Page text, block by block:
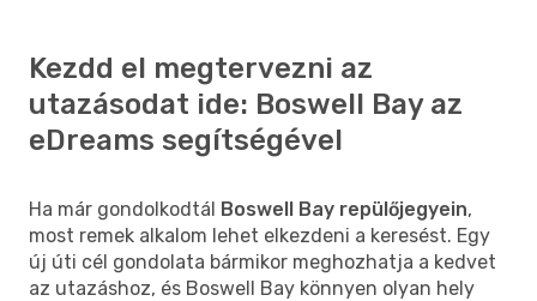
Kezdd el megtervezni az
utazásodat ide: Boswell Bay az
eDreams segítségével
Ha már gondolkodtál Boswell Bay repülőjegyein,
most remek alkalom lehet elkezdeni a keresést. Egy
új úti cél gondolata bármikor meghozhatja a kedvet
az utazáshoz, és Boswell Bay könnyen olyan hely